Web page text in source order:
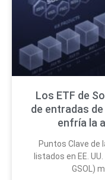
Los ETF de
de entradas
enfría la
Puntos Clave de
listados en EE. UU.
GSOL)